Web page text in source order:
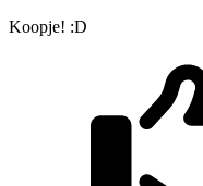
Koopje! :D